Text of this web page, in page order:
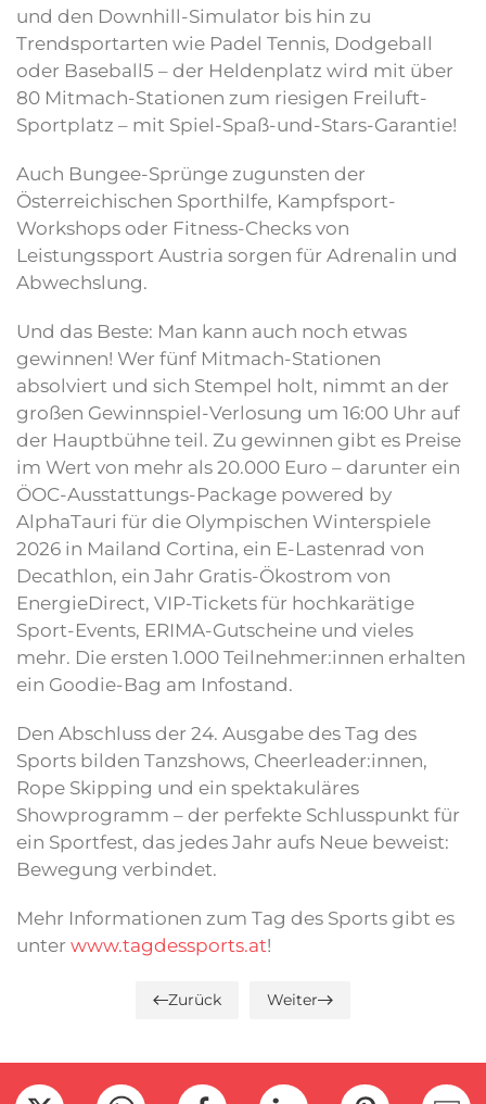
und den Downhill-Simulator bis hin zu
Trendsportarten wie Padel Tennis, Dodgeball
oder Baseball5 – der Heldenplatz wird mit über
80 Mitmach-Stationen zum riesigen Freiluft-
Sportplatz – mit Spiel-Spaß-und-Stars-Garantie!
Auch Bungee-Sprünge zugunsten der
Österreichischen Sporthilfe, Kampfsport-
Workshops oder Fitness-Checks von
Leistungssport Austria sorgen für Adrenalin und
Abwechslung.
Und das Beste: Man kann auch noch etwas
gewinnen! Wer fünf Mitmach-Stationen
absolviert und sich Stempel holt, nimmt an der
großen Gewinnspiel-Verlosung um 16:00 Uhr auf
der Hauptbühne teil. Zu gewinnen gibt es Preise
im Wert von mehr als 20.000 Euro – darunter ein
ÖOC-Ausstattungs-Package powered by
AlphaTauri für die Olympischen Winterspiele
2026 in Mailand Cortina, ein E-Lastenrad von
Decathlon, ein Jahr Gratis-Ökostrom von
EnergieDirect, VIP-Tickets für hochkarätige
Sport-Events, ERIMA-Gutscheine und vieles
mehr. Die ersten 1.000 Teilnehmer:innen erhalten
ein Goodie-Bag am Infostand.
Den Abschluss der 24. Ausgabe des Tag des
Sports bilden Tanzshows, Cheerleader:innen,
Rope Skipping und ein spektakuläres
Showprogramm – der perfekte Schlusspunkt für
ein Sportfest, das jedes Jahr aufs Neue beweist:
Bewegung verbindet.
Mehr Informationen zum Tag des Sports gibt es
unter www.tagdessports.at!
Zurück Weiter